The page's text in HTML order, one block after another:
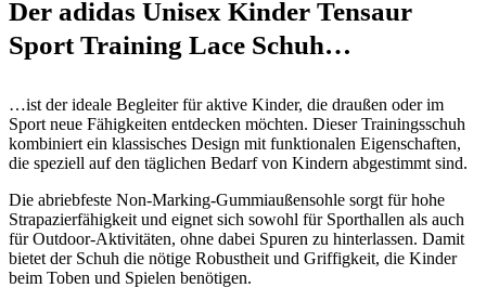
Der adidas Unisex Kinder Tensaur
Sport Training Lace Schuh…
…ist der ideale Begleiter für aktive Kinder, die draußen oder im
Sport neue Fähigkeiten entdecken möchten. Dieser Trainingsschuh
kombiniert ein klassisches Design mit funktionalen Eigenschaften,
die speziell auf den täglichen Bedarf von Kindern abgestimmt sind.
Die abriebfeste Non-Marking-Gummiaußensohle sorgt für hohe
Strapazierfähigkeit und eignet sich sowohl für Sporthallen als auch
für Outdoor-Aktivitäten, ohne dabei Spuren zu hinterlassen. Damit
bietet der Schuh die nötige Robustheit und Griffigkeit, die Kinder
beim Toben und Spielen benötigen.